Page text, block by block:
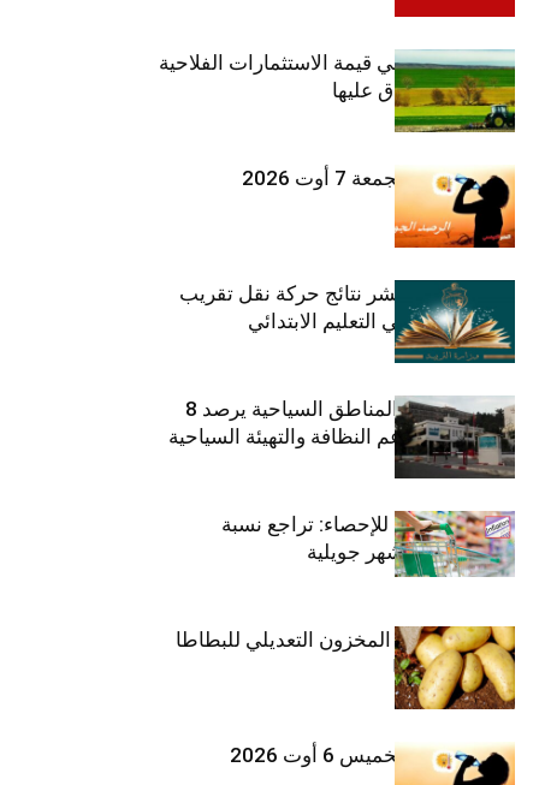
ارتفاع بـ15% في قيمة الاستثمارات الفلاحية
الخاصة المصادق عليها
طقس اليوم الجمعة 7 أوت 2026
وزارة التربية تنشر نتائج حركة نقل تقريب
الأزواج لمدرّسي التعليم الابتدائي
صندوق حماية المناطق السياحية يرصد 8
مليون دينار لدعم النظافة والتهيئة السياحية
المعهد الوطني للإحصاء: تراجع نسبة
التضخم خلال شهر جويلية
وزارة الفلاحة : المخزون التعديلي للبطاطا
بلغ 12392 طنا
طقس اليوم الخميس 6 أوت 2026